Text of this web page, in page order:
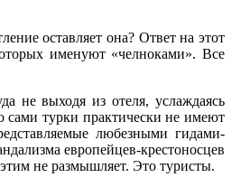
оставляет она? Ответ на этот
именуют «челноками». Все
не выходя из отеля, услаждаясь
сами турки практически не имеют
любезными гидами-
европейцев-крестоносцев
не размышляет. Это туристы.